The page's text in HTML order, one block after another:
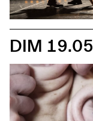
DIM 19.05